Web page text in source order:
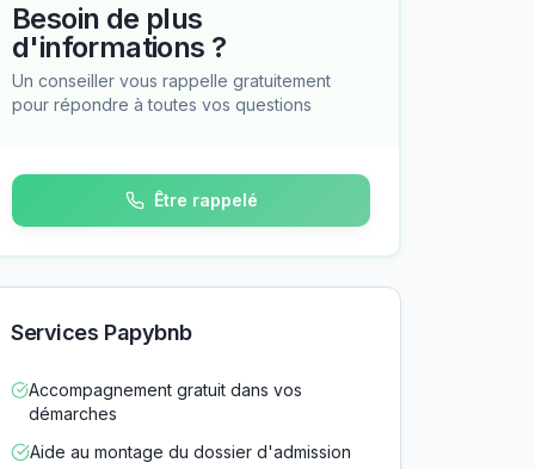
Besoin de plus
d'informations ?
Un conseiller vous rappelle gratuitement
pour répondre à toutes vos questions
Être rappelé
Services Papybnb
Accompagnement gratuit dans vos
démarches
Aide au montage du dossier d'admission